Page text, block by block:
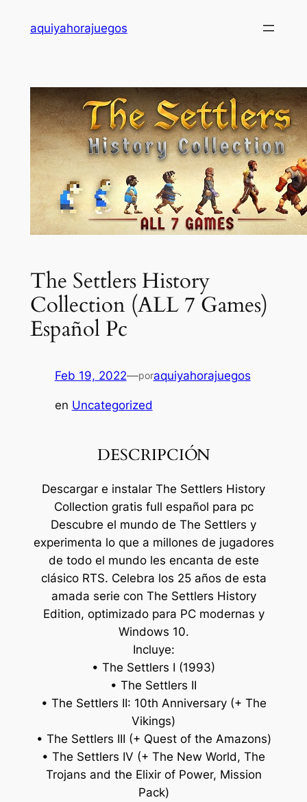
aquiyahorajuegos
The Settlers History
Collection (ALL 7 Games)
Español Pc
Feb 19, 2022—poraquiyahorajuegos
en Uncategorized
DESCRIPCIÓN
Descargar e instalar The Settlers History
Collection gratis full español para pc
Descubre el mundo de The Settlers y
experimenta lo que a millones de jugadores
de todo el mundo les encanta de este
clásico RTS. Celebra los 25 años de esta
amada serie con The Settlers History
Edition, optimizado para PC modernas y
Windows 10.
Incluye:
• The Settlers I (1993)
• The Settlers II
• The Settlers II: 10th Anniversary (+ The
Vikings)
• The Settlers III (+ Quest of the Amazons)
• The Settlers IV (+ The New World, The
Trojans and the Elixir of Power, Mission
Pack)